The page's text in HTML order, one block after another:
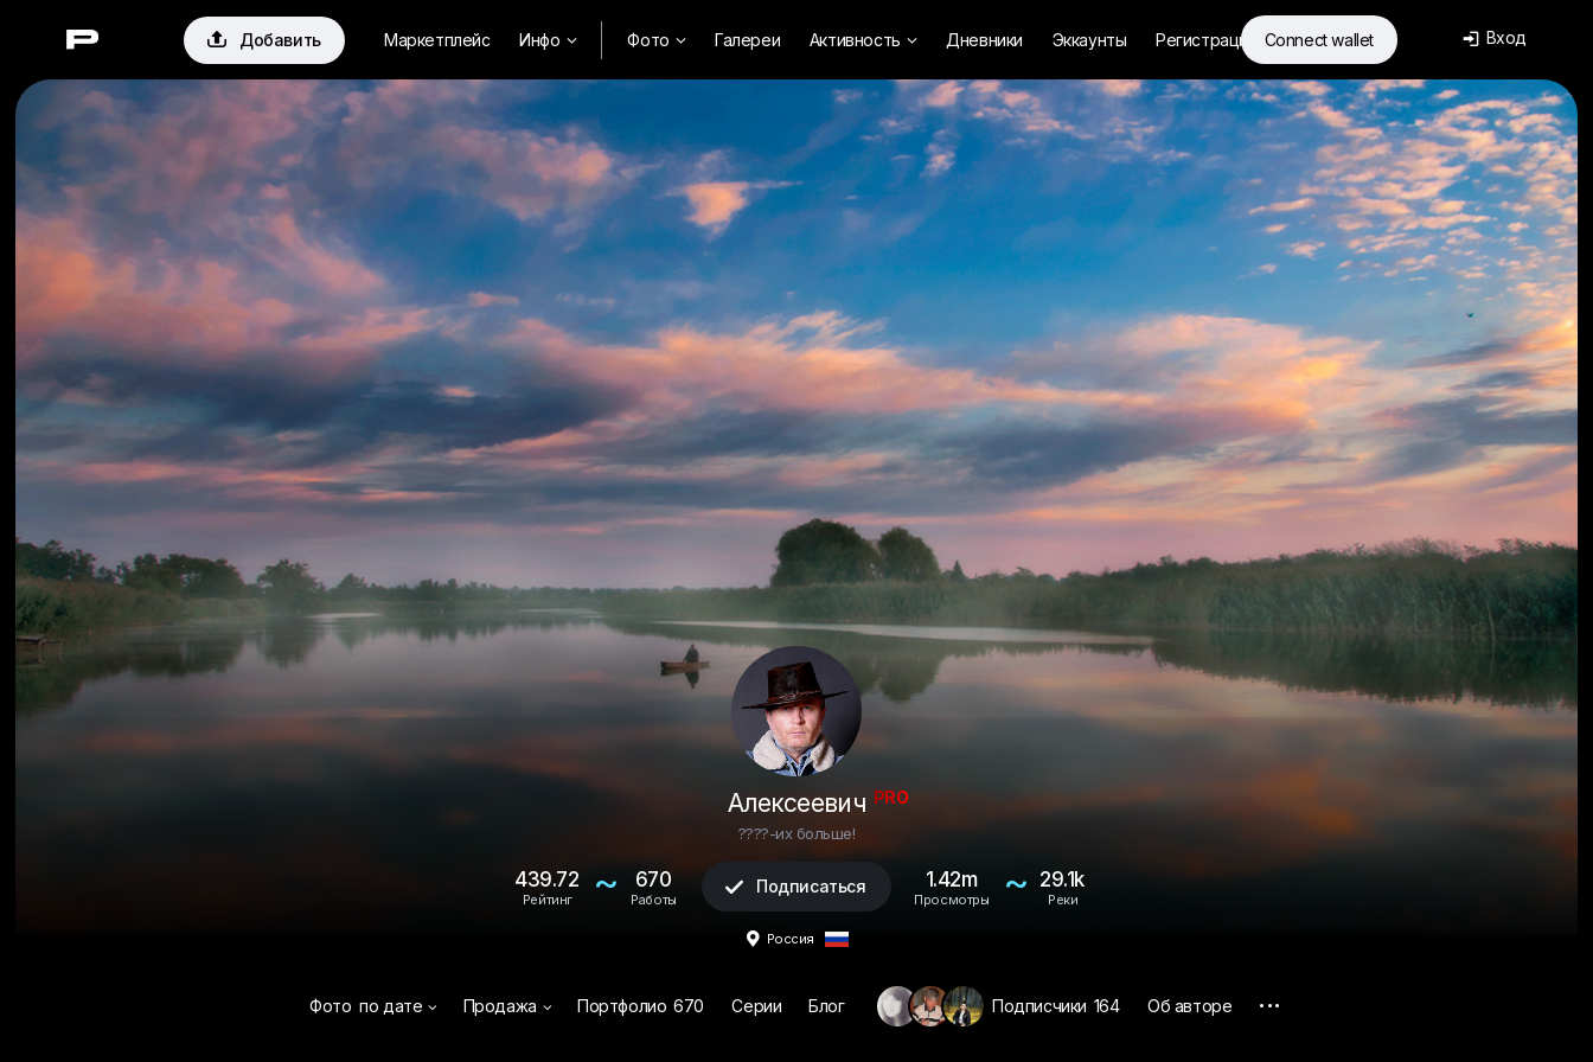
 Добавить Маркетплейс Инфо  Фото  Галереи Активность  Дневники Эккаунты Регистрация Connect wallet  Вход
Алексеевич PRO
????-их больше!
439.72
Рейтинг ~ 670
Работы
 Подписаться 1.42m
Просмотры ~ 29.1k
Реки
 Россия
Фото по дате  Продажа  Портфолио 670 Серии Блог Подписчики 164 Об авторе ...